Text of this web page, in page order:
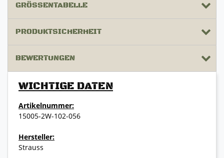
GRÖSSENTABELLE
PRODUKTSICHERHEIT
BEWERTUNGEN
WICHTIGE DATEN
Artikelnummer:
15005-2W-102-056
Hersteller:
Strauss